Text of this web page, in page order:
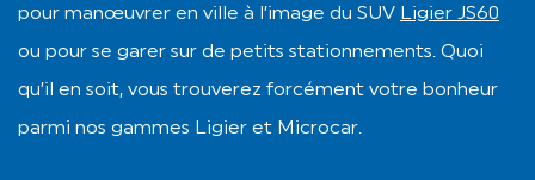
pour manœuvrer en ville à l’image du SUV Ligier JS60
ou pour se garer sur de petits stationnements. Quoi
qu’il en soit, vous trouverez forcément votre bonheur
parmi nos gammes Ligier et Microcar.